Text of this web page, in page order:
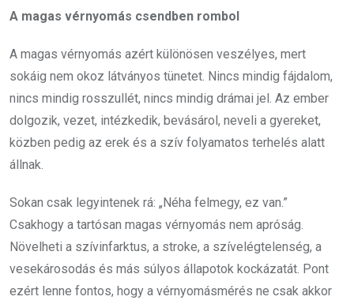
A magas vérnyomás csendben rombol
A magas vérnyomás azért különösen veszélyes, mert
sokáig nem okoz látványos tünetet. Nincs mindig fájdalom,
nincs mindig rosszullét, nincs mindig drámai jel. Az ember
dolgozik, vezet, intézkedik, bevásárol, neveli a gyereket,
közben pedig az erek és a szív folyamatos terhelés alatt
állnak.
Sokan csak legyintenek rá: „Néha felmegy, ez van.”
Csakhogy a tartósan magas vérnyomás nem apróság.
Növelheti a szívinfarktus, a stroke, a szívelégtelenség, a
vesekárosodás és más súlyos állapotok kockázatát. Pont
ezért lenne fontos, hogy a vérnyomásmérés ne csak akkor